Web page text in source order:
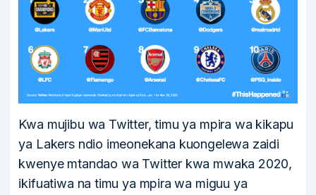
Kwa mujibu wa Twitter, timu ya mpira wa kikapu
ya Lakers ndio imeonekana kuongelewa zaidi
kwenye mtandao wa Twitter kwa mwaka 2020,
ikifuatiwa na timu ya mpira wa miguu ya